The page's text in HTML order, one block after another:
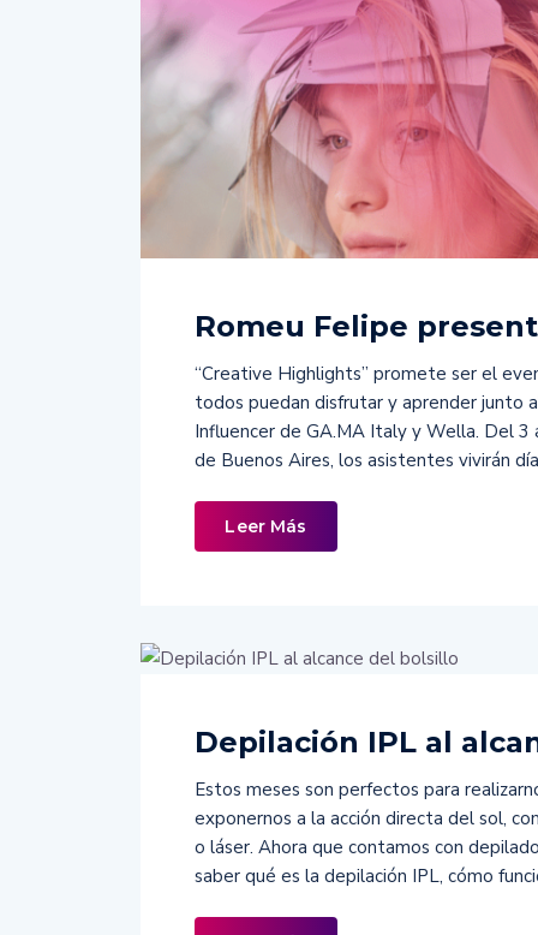
Romeu Felipe
“Creative Highlights” promete ser el
todos puedan disfrutar y aprender junto
Influencer de GA.MA Italy y Wella. Del
de Buenos Aires, los asistentes vivirán
Leer Más
Depilación IPL al
Estos meses son perfectos para
exponernos a la acción directa del sol,
o láser. Ahora que contamos con
saber qué es la depilación IPL, cómo